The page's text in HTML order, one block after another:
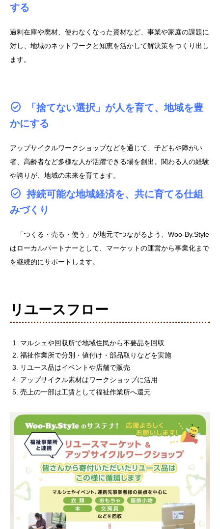
する
過剰在庫や廃材、使わなくなった資材など、事業や家庭の課題に
対し、地域のネットワークと知恵を活かして解決策をつくり出し
ます。
「捨てない選択」が人を育て、地域を豊
かにする
アップサイクルワークショップなどを通じて、子どもや障がい
者、高齢者など多様な人が活躍できる場を創出。関わる人の経験
や誇りが、地域の未来を育てます。
持続可能な地域経済を、共に育てる仕組
みづくり
「つくる・売る・使う」が地元でつながるよう、Woo-By.Style
はローカルパートナーとして、マーケットの運営から事業化まで
を継続的にサポートします。
リユースフロー
マルシェや回収所で地域住民から不要品を回収
福祉作業所で分別・値付け・部品取りなどを実施
リユース品はイベントや店舗で販売
アップサイクル素材はワークショップに活用
売上の一部は工賃として福祉作業所へ還元